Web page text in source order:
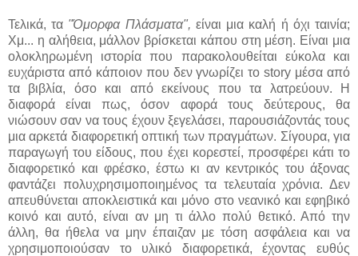
Τελικά, τα "Όμορφα Πλάσματα", είναι μια καλή ή όχι ταινία;
Χμ... η αλήθεια, μάλλον βρίσκεται κάπου στη μέση. Είναι μια
ολοκληρωμένη ιστορία που παρακολουθείται εύκολα και
ευχάριστα από κάποιον που δεν γνωρίζει το story μέσα από
τα βιβλία, όσο και από εκείνους που τα λατρεύουν. Η
διαφορά είναι πως, όσον αφορά τους δεύτερους, θα
νιώσουν σαν να τους έχουν ξεγελάσει, παρουσιάζοντάς τους
μια αρκετά διαφορετική οπτική των πραγμάτων. Σίγουρα, για
παραγωγή του είδους, που έχει κορεστεί, προσφέρει κάτι το
διαφορετικό και φρέσκο, έστω κι αν κεντρικός του άξονας
φαντάζει πολυχρησιμοποιημένος τα τελευταία χρόνια. Δεν
απευθύνεται αποκλειστικά και μόνο στο νεανικό και εφηβικό
κοινό και αυτό, είναι αν μη τι άλλο πολύ θετικό. Από την
άλλη, θα ήθελα να μην έπαιζαν με τόση ασφάλεια και να
χρησιμοποιούσαν το υλικό διαφορετικά, έχοντας ευθύς